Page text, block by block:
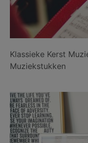
Klassieke Kerst
Muziekstukken